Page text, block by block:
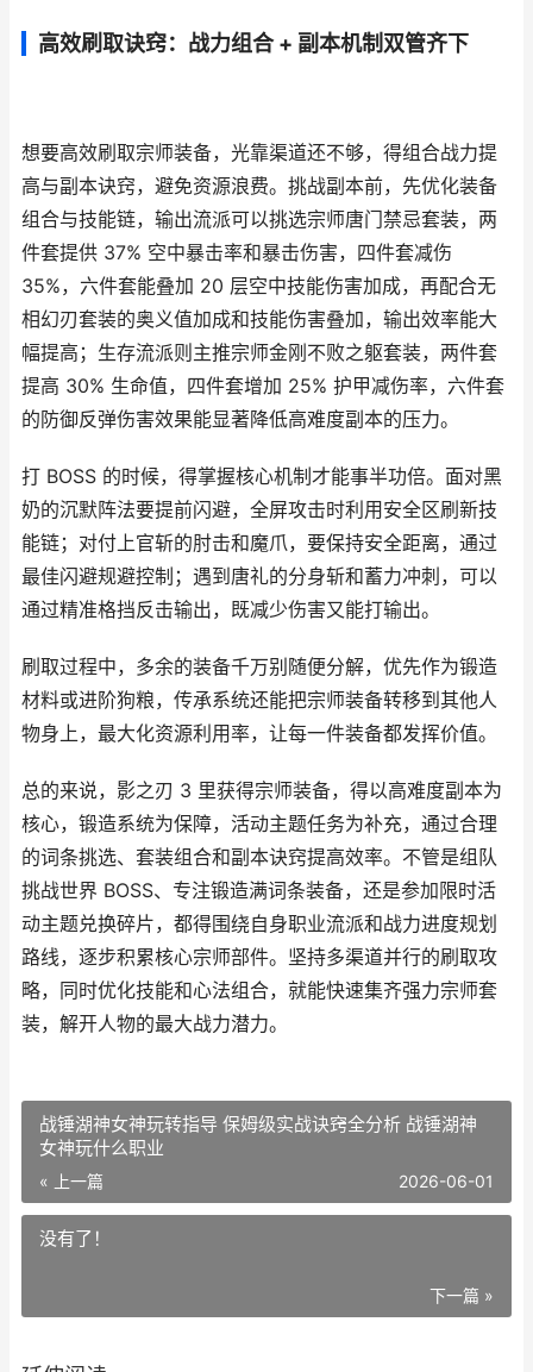
高效刷取诀窍：战力组合 + 副本机制双管齐下
想要高效刷取宗师装备，光靠渠道还不够，得组合战力提
高与副本诀窍，避免资源浪费。挑战副本前，先优化装备
组合与技能链，输出流派可以挑选宗师唐门禁忌套装，两
件套提供 37% 空中暴击率和暴击伤害，四件套减伤
35%，六件套能叠加 20 层空中技能伤害加成，再配合无
相幻刃套装的奥义值加成和技能伤害叠加，输出效率能大
幅提高；生存流派则主推宗师金刚不败之躯套装，两件套
提高 30% 生命值，四件套增加 25% 护甲减伤率，六件套
的防御反弹伤害效果能显著降低高难度副本的压力。
打 BOSS 的时候，得掌握核心机制才能事半功倍。面对黑
奶的沉默阵法要提前闪避，全屏攻击时利用安全区刷新技
能链；对付上官斩的肘击和魔爪，要保持安全距离，通过
最佳闪避规避控制；遇到唐礼的分身斩和蓄力冲刺，可以
通过精准格挡反击输出，既减少伤害又能打输出。
刷取过程中，多余的装备千万别随便分解，优先作为锻造
材料或进阶狗粮，传承系统还能把宗师装备转移到其他人
物身上，最大化资源利用率，让每一件装备都发挥价值。
总的来说，影之刃 3 里获得宗师装备，得以高难度副本为
核心，锻造系统为保障，活动主题任务为补充，通过合理
的词条挑选、套装组合和副本诀窍提高效率。不管是组队
挑战世界 BOSS、专注锻造满词条装备，还是参加限时活
动主题兑换碎片，都得围绕自身职业流派和战力进度规划
路线，逐步积累核心宗师部件。坚持多渠道并行的刷取攻
略，同时优化技能和心法组合，就能快速集齐强力宗师套
装，解开人物的最大战力潜力。
战锤湖神女神玩转指导 保姆级实战诀窍全分析 战锤湖神
女神玩什么职业
« 上一篇 2026-06-01
没有了！
下一篇 »